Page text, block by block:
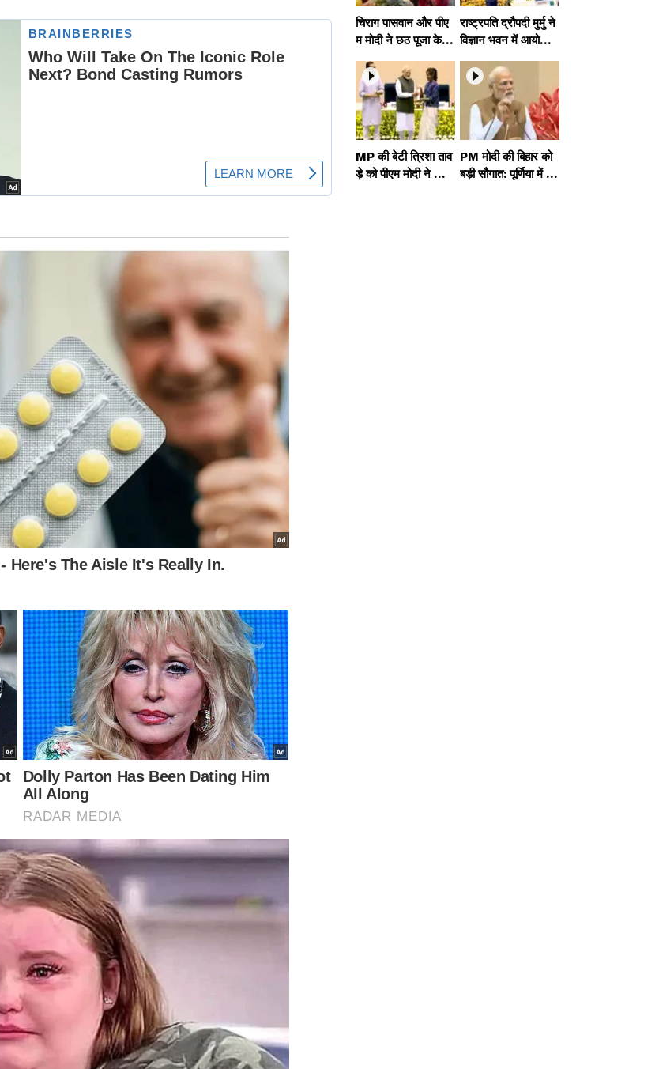
चिराग पासवान और पीए
म मोदी ने छठ पूजा के स
मापन पर देशवासियों को
दी शुभकामनाएं, छठी
मैया से देश की समृद्धि की
कामना की
राष्ट्रपति द्रौपदी मुर्मु ने
विज्ञान भवन में आयोजित
आदि कर्मयोगी अभियान
पर राष्ट्रीय कॉन्क्लेव में
मध्यप्रदेश को सम्मानित
किया
MP की बेटी त्रिशा ताव
ड़े को पीएम मोदी ने किया
PM मोदी की बिहार को
बड़ी सौगात: पूर्णिया में 4